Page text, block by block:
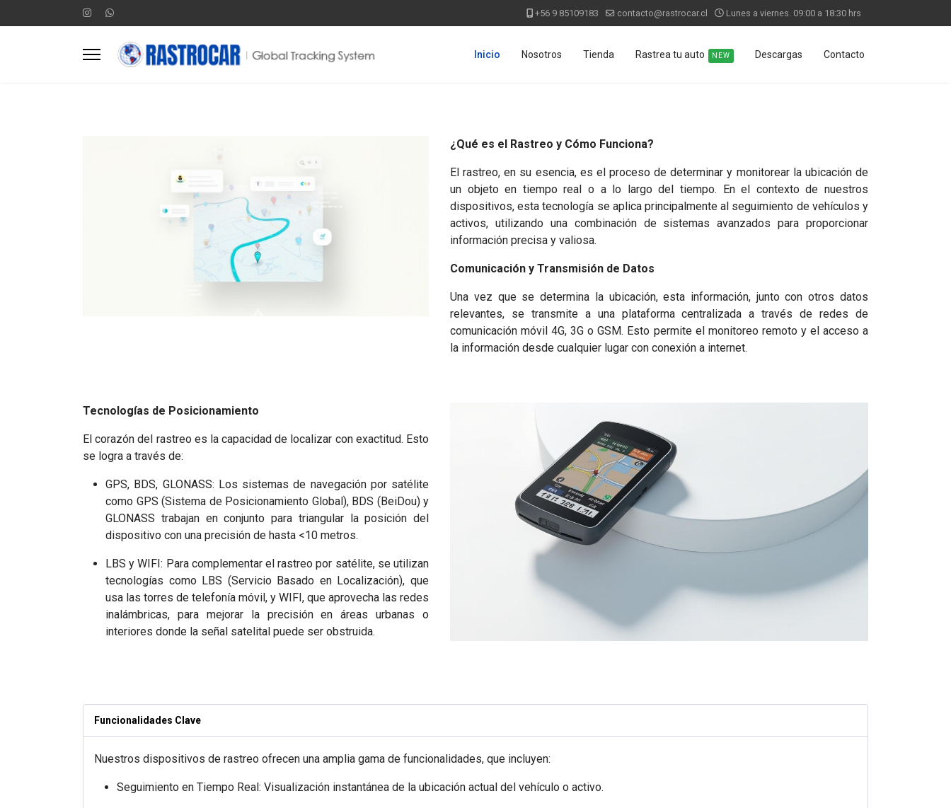
+56 9 85109183 contacto@rastrocar.cl Lunes a viernes. 09:00 a 18:30 hrs
Inicio Nosotros Tienda Rastrea tu auto NEW Descargas Contacto
¿Qué es el Rastreo y Cómo Funciona?
El rastreo, en su esencia, es el proceso de determinar y monitorear la ubicación de
un objeto en tiempo real o a lo largo del tiempo. En el contexto de nuestros
dispositivos, esta tecnología se aplica principalmente al seguimiento de vehículos y
activos, utilizando una combinación de sistemas avanzados para proporcionar
información precisa y valiosa.
Comunicación y Transmisión de Datos
Una vez que se determina la ubicación, esta información, junto con otros datos
relevantes, se transmite a una plataforma centralizada a través de redes de
comunicación móvil 4G, 3G o GSM. Esto permite el monitoreo remoto y el acceso a
la información desde cualquier lugar con conexión a internet.
Tecnologías de Posicionamiento
El corazón del rastreo es la capacidad de localizar con exactitud. Esto
se logra a través de:
GPS, BDS, GLONASS: Los sistemas de navegación por satélite
como GPS (Sistema de Posicionamiento Global), BDS (BeiDou) y
GLONASS trabajan en conjunto para triangular la posición del
dispositivo con una precisión de hasta <10 metros.
LBS y WIFI: Para complementar el rastreo por satélite, se utilizan
tecnologías como LBS (Servicio Basado en Localización), que
usa las torres de telefonía móvil, y WIFI, que aprovecha las redes
inalámbricas, para mejorar la precisión en áreas urbanas o
interiores donde la señal satelital puede ser obstruida.
Funcionalidades Clave
Nuestros dispositivos de rastreo ofrecen una amplia gama de funcionalidades, que incluyen:
Seguimiento en Tiempo Real: Visualización instantánea de la ubicación actual del vehículo o activo.